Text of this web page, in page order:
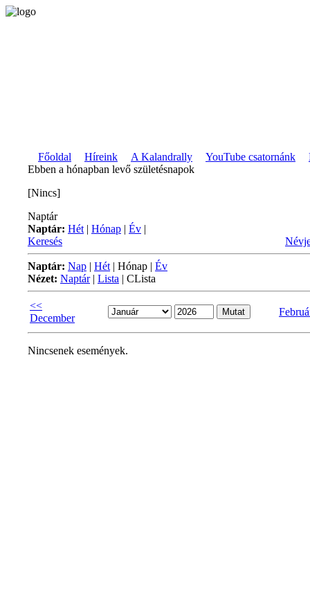
Főoldal Híreink A Kalandrally YouTube csatornánk
Ebben a hónapban levő születésnapok
[Nincs]
Naptár
Naptár: Hét | Hónap | Év |
Keresés
Naptár: Nap | Hét | Hónap | Év
Nézet: Naptár| Lista | CLista
<<
December
Nincsenek események.